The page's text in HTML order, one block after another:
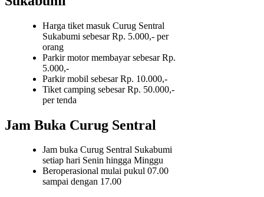
Harga tiket masuk Curug Sentral
Sukabumi sebesar Rp. 5.000,- per
orang
Parkir motor membayar sebesar Rp.
5.000,-
Parkir mobil sebesar Rp. 10.000,-
Tiket camping sebesar Rp. 50.000,-
per tenda
Jam Buka Curug Sentral
Jam buka Curug Sentral Sukabumi
setiap hari Senin hingga Minggu
Beroperasional mulai pukul 07.00
sampai dengan 17.00